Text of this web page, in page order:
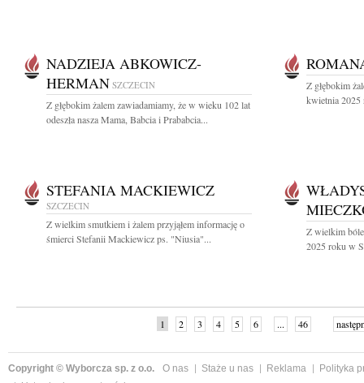
NADZIEJA ABKOWICZ-
HERMAN SZCZECIN
Z głębokim żalem zawiadamiamy, że w wieku 102 lat
odeszła nasza Mama, Babcia i Prababcia...
Z głębokim
kwietnia 2025
STEFANIA MACKIEWICZ
SZCZECIN
Z wielkim smutkiem i żalem przyjąłem informację o
śmierci Stefanii Mackiewicz ps. "Niusia"...
Z wielkim
2025 roku w
1 2 3 4 5 6 ... 46
Copyright © Wyborcza sp. z o.o. O nas Staże u nas Reklama
Polityka